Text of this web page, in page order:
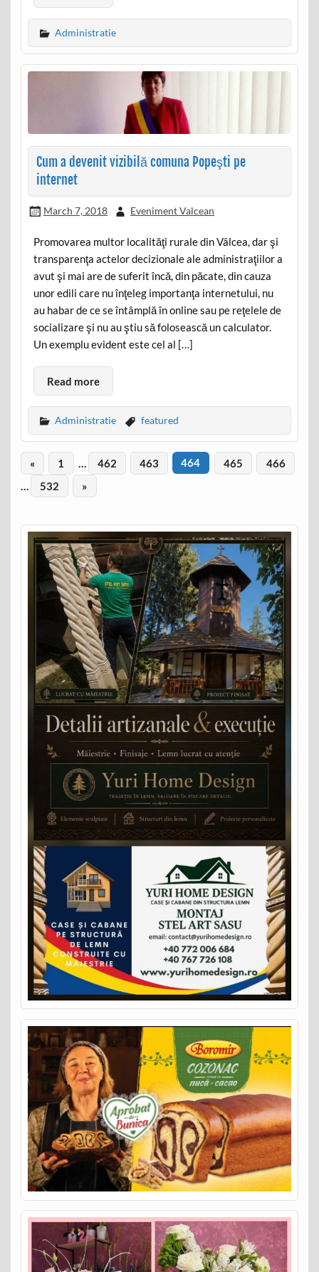
Administratie
Cum a devenit vizibilă comuna Popeşti pe
internet
March 7, 2018 Eveniment Valcean
Promovarea multor localităţi rurale din Vâlcea, dar şi
transparenţa actelor decizionale ale administraţiilor a
avut şi mai are de suferit încă, din păcate, din cauza
unor edili care nu înţeleg importanţa internetului, nu
au habar de ce se întâmplă în online sau pe reţelele de
socializare şi nu au ştiu să folosească un calculator.
Un exemplu evident este cel al […]
Read more
Administratie featured
« 1 462 463 464 465
466
…
532 »